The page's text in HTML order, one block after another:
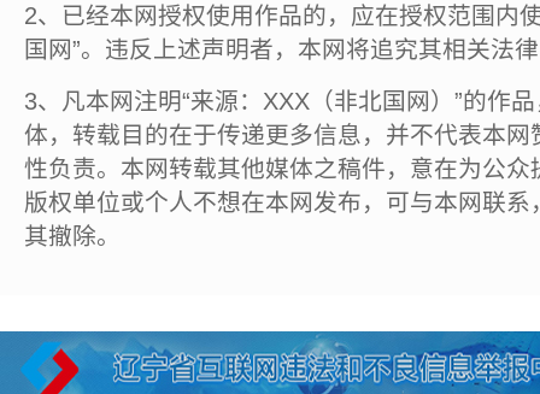
2、已经本网授权使用作品的，应在授权范围内
国网”。违反上述声明者，本网将追究其相关法
3、凡本网注明“来源：XXX（非北国网）”的作
体，转载目的在于传递更多信息，并不代表本
性负责。本网转载其他媒体之稿件，意在为公
版权单位或个人不想在本网发布，可与本网联
其撤除。